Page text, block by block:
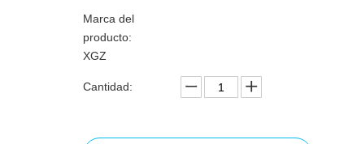
Marca del
producto:
XGZ
Cantidad: